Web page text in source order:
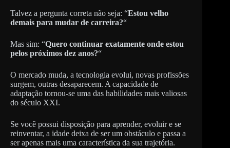
Talvez a pergunta correta não seja: “Estou velho
demais para mudar de carreira?“
Mas sim: “Quero continuar exatamente onde estou
pelos próximos dez anos?“
O mercado muda, a tecnologia evolui, novas profissões
surgem, outras desaparecem. A capacidade de
adaptação tornou-se uma das habilidades mais valiosas
do século XXI.
Se você possui disposição para aprender, evoluir e se
reinventar, a idade deixa de ser um obstáculo e passa a
ser apenas mais uma característica da sua trajetória.